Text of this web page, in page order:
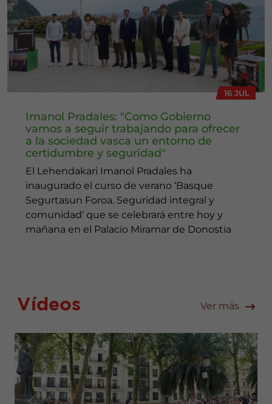
16 JUL
Imanol Pradales: "Como Gobierno
vamos a seguir trabajando para ofrecer
a la sociedad vasca un entorno de
certidumbre y seguridad"
El Lehendakari Imanol Pradales ha
inaugurado el curso de verano ‘Basque
Segurtasun Foroa. Seguridad integral y
comunidad‘ que se celebrará entre hoy y
mañana en el Palacio Miramar de Donostia
Vídeos Ver más